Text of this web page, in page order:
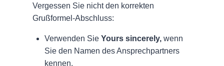
Vergessen Sie nicht den korrekten
Grußformel-Abschluss:
Verwenden Sie Yours sincerely,wenn
Sie den Namen des Ansprechpartners
kennen.